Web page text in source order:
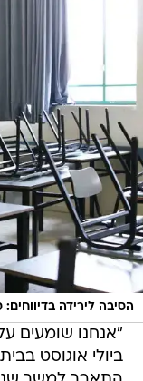
הסיבה לירידה
"אנחנו שומעים
ביולי אוגוסט